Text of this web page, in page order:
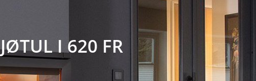
JØTUL I 620 FR